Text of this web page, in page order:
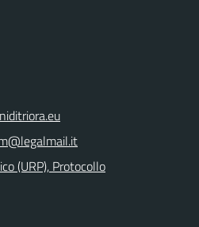
(URP), Protocollo